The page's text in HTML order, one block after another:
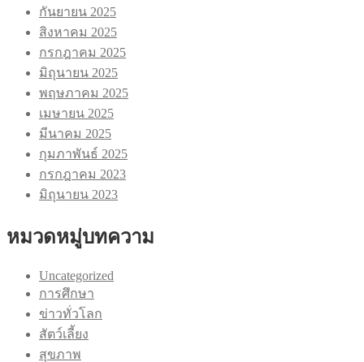
กันยายน 2025
สิงหาคม 2025
กรกฎาคม 2025
มิถุนายน 2025
พฤษภาคม 2025
เมษายน 2025
มีนาคม 2025
กุมภาพันธ์ 2025
กรกฎาคม 2023
มิถุนายน 2023
หมวดหมู่บทความ
Uncategorized
การศึกษา
ข่าวทั่วโลก
สัตว์เลี้ยง
สุขภาพ